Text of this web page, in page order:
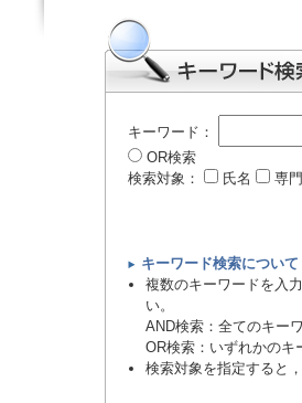
キーワード：
OR検索
検索対象：
氏名 専
キーワード検索について
複数のキーワードを入
い。
AND検索：全てのキー
OR検索：いずれかのキ
検索対象を指定すると